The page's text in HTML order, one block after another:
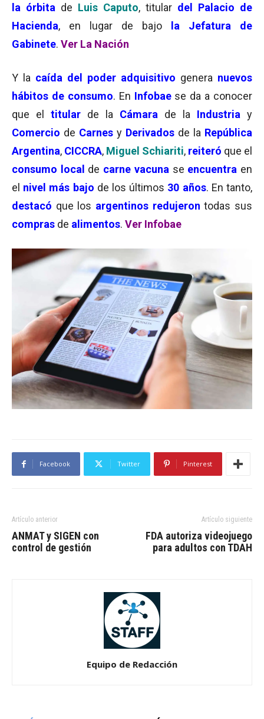
la órbita de Luis Caputo, titular del Palacio de
Hacienda, en lugar de bajo
la Jefatura de
Gabinete. Ver La Nación
Y la caída del poder adquisitivo genera nuevos
hábitos de consumo. En Infobaese da a conocer
que el titular de la Cámara de la Industria y
Comercio de Carnes y Derivados de la República
Argentina, CICCRA, Miguel Schiariti, reiteró que el
consumo local de carne vacuna se encuentra en
el nivel más bajo de los últimos 30 años. En tanto,
destacó que los argentinos redujeron todas sus
compras de alimentos. Ver Infobae
Facebook Twitter Pinterest
Artículo anterior
ANMAT y SIGEN con
control de gestión
Artículo siguiente
FDA autoriza videojuego
para adultos con TDAH
Equipo de Redacción